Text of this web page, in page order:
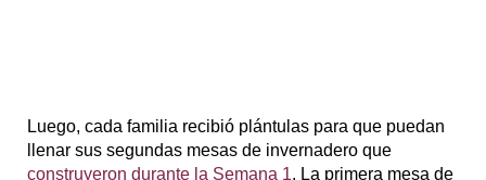
Luego, cada familia recibió plántulas para que puedan
llenar sus segundas mesas de invernadero que
construyeron durante la Semana 1. La primera mesa de